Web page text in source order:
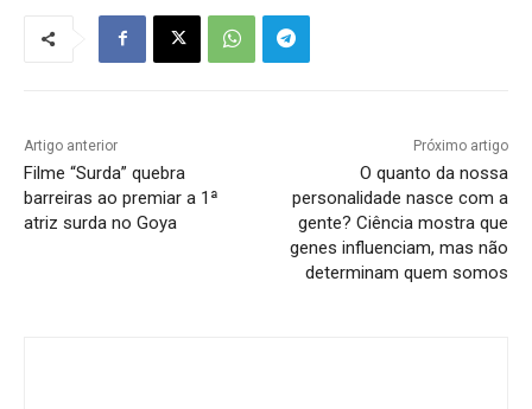
Artigo anterior
Filme “Surda” quebra
barreiras ao premiar a 1ª
atriz surda no Goya
Próximo artigo
O quanto da nossa
personalidade nasce com a
gente? Ciência mostra que
genes influenciam, mas não
determinam quem somos